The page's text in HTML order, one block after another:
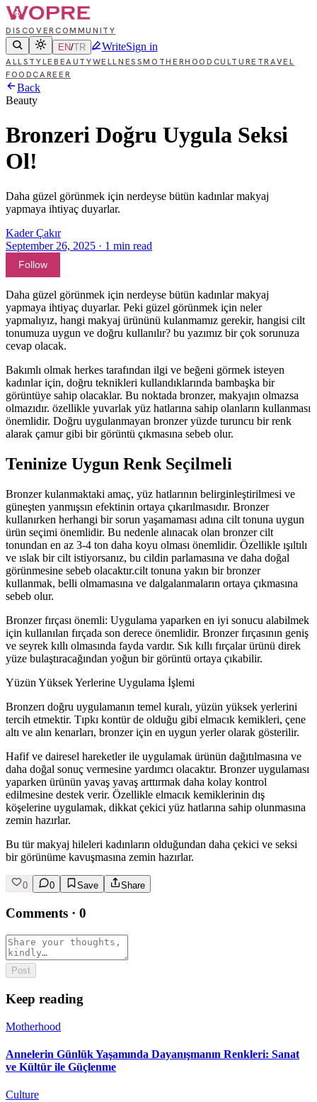
DISCOVERCOMMUNITY
EN/TR WriteSign in
ALLSTYLE BEAUTYWELLNESSMOTHERHOOD CULTURE TRAVEL
FOODCAREER
Back
Beauty
Bronzeri Doğru Uygula Seksi
Ol!
Daha güzel görünmek için nerdeyse bütün kadınlar makyaj
yapmaya ihtiyaç duyarlar.
Kader Çakır
September 26, 2025 · 1 min read
Follow
Daha güzel görünmek için nerdeyse bütün kadınlar makyaj
yapmaya ihtiyaç duyarlar. Peki güzel görünmek için neler
yapmalıyız, hangi makyaj ürününü kulanmamız gerekir, hangisi cilt
tonumuza uygun ve doğru kullanılır? bu yazımız bir çok sorunuza
cevap olacak.
Bakımlı olmak herkes tarafından ilgi ve beğeni görmek isteyen
kadınlar için, doğru teknikleri kullandıklarında bambaşka bir
görüntüye sahip olacaklar. Bu noktada bronzer, makyajın olmazsa
olmazıdır. özellikle yuvarlak yüz hatlarına sahip olanların kullanması
önemlidir. Doğru uygulanmayan bronzer yüzde turuncu bir renk
alarak çamur gibi bir görüntü çıkmasına sebeb olur.
Teninize Uygun Renk Seçilmeli
Bronzer kulanmaktaki amaç, yüz hatlarının belirginleştirilmesi ve
güneşten yanmışsın efektinin ortaya çıkarılmasıdır. Bronzer
kullanırken herhangi bir sorun yaşamaması adına cilt tonuna uygun
ürün seçimi önemlidir. Bu nedenle alınacak olan bronzer cilt
tonundan en az 3-4 ton daha koyu olması önemlidir. Özellikle ışıltılı
ve ıslak bir cilt istiyorsanız, bu cildin parlamasına ve daha doğal
görünmesine sebeb olacaktır.cilt tonuna yakın bir bronzer
kullanmak, belli olmamasına ve dalgalanmaların ortaya çıkmasına
sebeb olur.
Bronzer fırçası önemli: Uygulama yaparken en iyi sonucu alabilmek
için kullanılan fırçada son derece önemlidir. Bronzer fırçasının geniş
ve seyrek kıllı olmasında fayda vardır. Sık kıllı fırçalar ürünü direk
yüze bulaştıracağından yoğun bir görüntü ortaya çıkabilir.
Yüzün Yüksek Yerlerine Uygulama İşlemi
Bronzerı doğru uygulamanın temel kuralı, yüzün yüksek yerlerini
tercih etmektir. Tıpkı kontür de olduğu gibi elmacık kemikleri, çene
altı ve alın kenarları, bronzer için en uygun yerler olarak gösterilir.
Hafif ve dairesel hareketler ile uygulamak ürünün dağıtılmasına ve
daha doğal sonuç vermesine yardımcı olacaktır. Bronzer uygulaması
yaparken ürünün yavaş yavaş arttırmak daha kolay kontrol
edilmesine destek verir. Özellikle elmacık kemiklerinin dış
köşelerine uygulamak, dikkat çekici yüz hatlarına sahip olunmasına
zemin hazırlar.
Bu tür makyaj hileleri kadınların olduğundan daha çekici ve seksi
bir görünüme kavuşmasına zemin hazırlar.
0 0 Save Share
Comments · 0
Post
Keep reading
Motherhood
Annelerin Günlük Yaşamında Dayanışmanın Renkleri: Sanat
ve Kültür ile Güçlenme
Culture